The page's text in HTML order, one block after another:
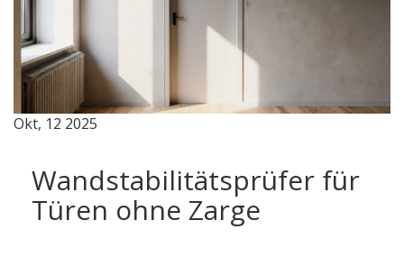
Okt, 12 2025
Wandstabilitätsprüfer für
Türen ohne Zarge